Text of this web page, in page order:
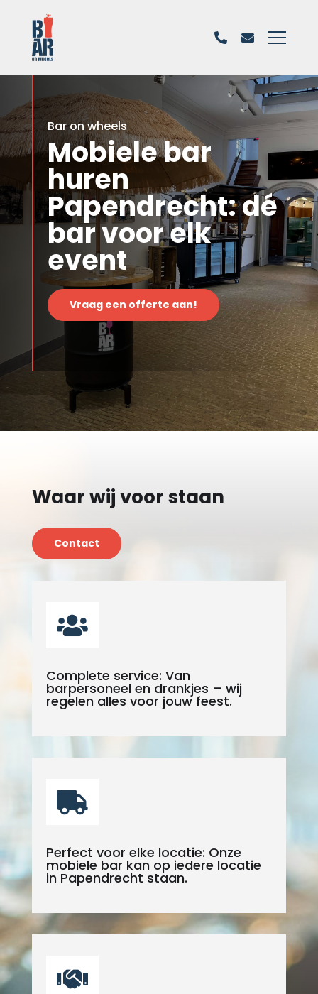
Bar on wheels
Mobiele bar
huren
Papendrecht: dé
bar voor elk
event
Vraag een offerte aan!
Waar wij voor staan
Contact

Complete service: Van
barpersoneel en drankjes – wij
regelen alles voor jouw feest.

Perfect voor elke locatie: Onze
mobiele bar kan op iedere locatie
in Papendrecht staan.
